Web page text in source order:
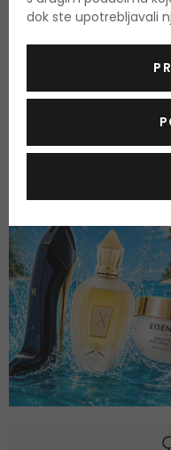
dok ste upotrebljavali